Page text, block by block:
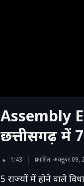
Assembly
छत्तीसगढ़ में
1:43 प्रकाशित: अक्टूबर 09,
5 राज्यों में होने वाले